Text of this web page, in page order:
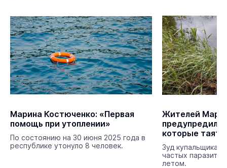
Марина Костюченко: «Первая
помощь при утоплении»
По состоянию на 30 июня 2025 года в
республике утонуло 8 человек.
Жителей
предупредили
которые
прудов и озёр
Зуд купальщика
частых
летом.